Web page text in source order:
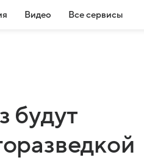
Видео Все сервисы
будут